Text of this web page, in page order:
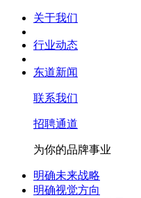
关于我们
行业动态
东道新闻
联系我们
招聘通道
为你的品牌事业
明确未来战略
明确视觉方向